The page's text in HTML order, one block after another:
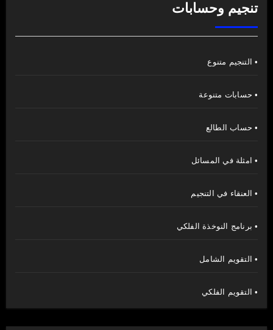
تنجيم وحسابات
• التنجيم متنوع
• حسابات متنوعة
• حساب الطالع
• امثلة في المسائل
• العنقاء في التنجيم
• برنامج النوخذة الفلكي
• التقويم الشامل
• التقويم الفلكي